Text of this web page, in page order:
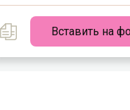
Вставить на